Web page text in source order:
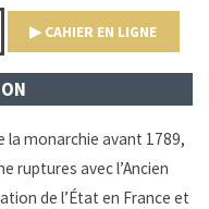
▶︎ CAHIER EN LIGNE
la monarchie avant 1789,
ruptures avec l’Ancien
de l’État en France et